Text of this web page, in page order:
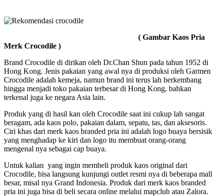
( Gambar Kaos Pria
Merk Crocodile )
Brand Crocodile di dirikan oleh Dr.Chan Shun pada tahun 1952 di
Hong Kong. Jenis pakaian yang awal nya di produksi oleh Garmen
Crocodile adalah kemeja, namun brand ini terus lah berkembang
hingga menjadi toko pakaian terbesar di Hong Kong, bahkan
terkenal juga ke negara Asia lain.
Produk yang di hasil kan oleh Crocodile saat ini cukup lah sangat
beragam, ada kaos polo, pakaian dalam, sepatu, tas, dan aksesoris.
Ciri khas dari merk kaos branded pria ini adalah logo buaya bersisik
yang menghadap ke kiri dan logo itu membuat orang-orang
mengenal nya sebagai cap buaya.
Untuk kalian yang ingin membeli produk kaos original dari
Crocodile, bisa langsung kunjungi outlet resmi nya di beberapa mall
besar, misal nya Grand Indonesia. Produk dari merk kaos branded
pria ini juga bisa di beli secara online melalui mapclub atau Zalora.